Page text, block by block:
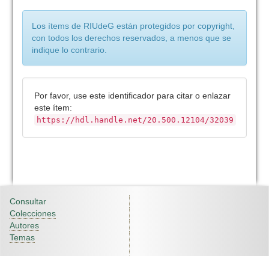
Los ítems de RIUdeG están protegidos por copyright,
con todos los derechos reservados, a menos que se
indique lo contrario.
Por favor, use este identificador para citar o enlazar
este ítem:
https://hdl.handle.net/20.500.12104/32039
Consultar
Colecciones
Autores
Temas